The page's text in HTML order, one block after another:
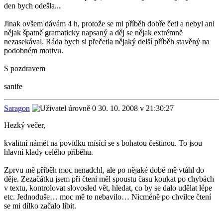
den bych odešla...
Jinak ovšem dávám 4 h, protože se mi příběh dobře četl a nebyl ani
nějak špatně gramaticky napsaný a děj se nějak extrémně
nezasekával. Ráda bych si přečetla nějaký delší příběh stavěný na
podobném motivu.
S pozdravem
sanife
Saragon
30. 10. 2008 v 21:30:27
Hezký večer,
kvalitní námět na povídku mísící se s bohatou češtinou. To jsou
hlavní klady celého příběhu.
Zprvu mě příběh moc nenadchl, ale po nějaké době mě vtáhl do
děje. Zezačátku jsem při čtení měl spoustu času koukat po chybách
v textu, kontrolovat slovosled vět, hledat, co by se dalo udělat lépe
etc. Jednoduše… moc mě to nebavilo… Nicméně po chvilce čtení
se mi dílko začalo líbit.